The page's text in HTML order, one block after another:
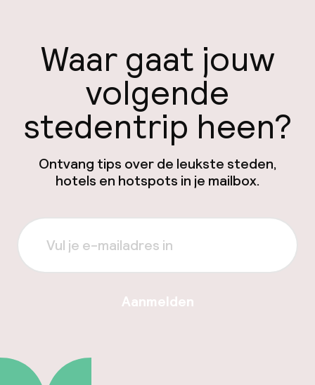
Waar gaat jouw
volgende
stedentrip heen?
Ontvang tips over de leukste steden,
hotels en hotspots in je mailbox.
Aanmelden